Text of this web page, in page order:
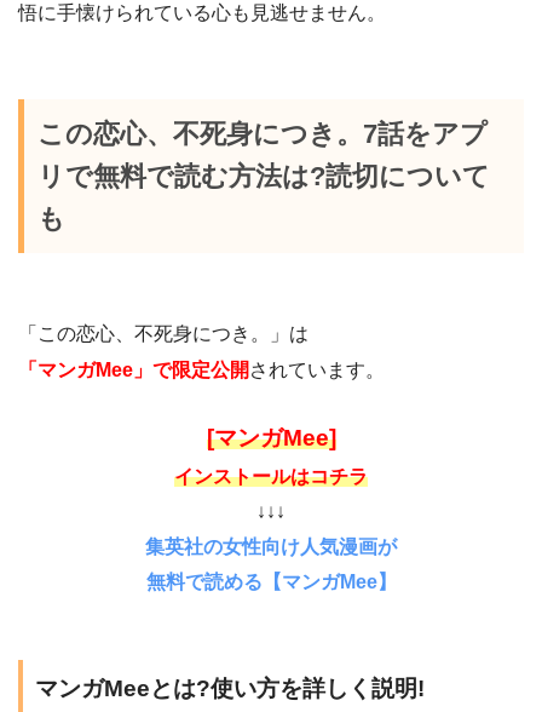
悟に手懐けられている心も見逃せません。
この恋心、不死身につき。7話をアプ
リで無料で読む方法は?読切について
も
「この恋心、不死身につき。」は
「マンガMee」で限定公開 されています。
[マンガMee]
インストールはコチラ
↓↓↓
集英社の女性向け人気漫画が
無料で読める【マンガMee】
マンガMeeとは?使い方を詳しく説明!